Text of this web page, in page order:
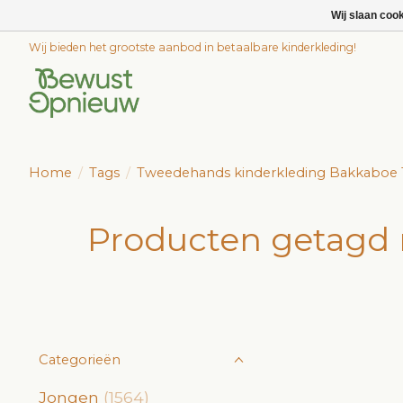
Wij bieden het grootste aanbod in betaalbare kinderkleding!
Home / Tags / Tweedehands kinderkleding Bakkaboe
Producten
Categorieën
Jongen (1564)
Wij slaan